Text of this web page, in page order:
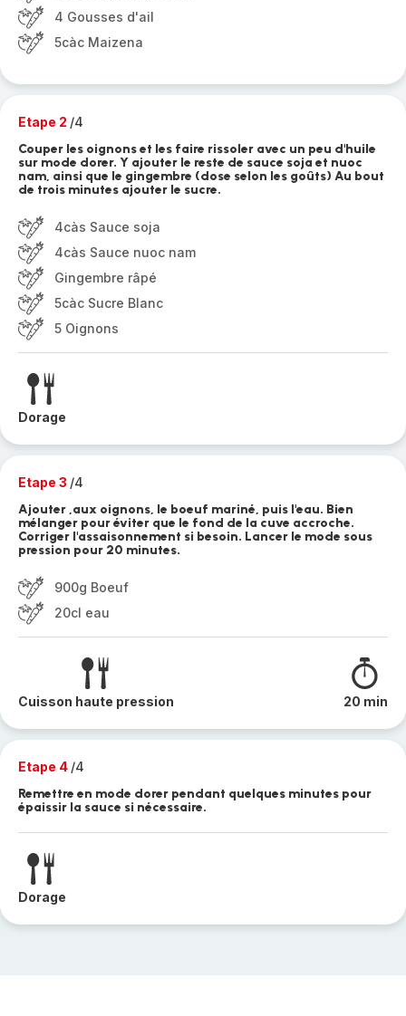
4 Gousses d'ail
5càc Maizena
Etape 2 /4
Couper les oignons et les faire rissoler avec un peu d'huile
sur mode dorer. Y ajouter le reste de sauce soja et nuoc
nam, ainsi que le gingembre (dose selon les goûts) Au bout
de trois minutes ajouter le sucre.
4càs Sauce soja
4càs Sauce nuoc nam
Gingembre râpé
5càc Sucre Blanc
5 Oignons
Dorage
Etape 3 /4
Ajouter ,aux oignons, le boeuf mariné, puis l'eau. Bien
mélanger pour éviter que le fond de la cuve accroche.
Corriger l'assaisonnement si besoin. Lancer le mode sous
pression pour 20 minutes.
900g Boeuf
20cl eau
Cuisson haute pression 20 min
Etape 4 /4
Remettre en mode dorer pendant quelques minutes pour
épaissir la sauce si nécessaire.
Dorage